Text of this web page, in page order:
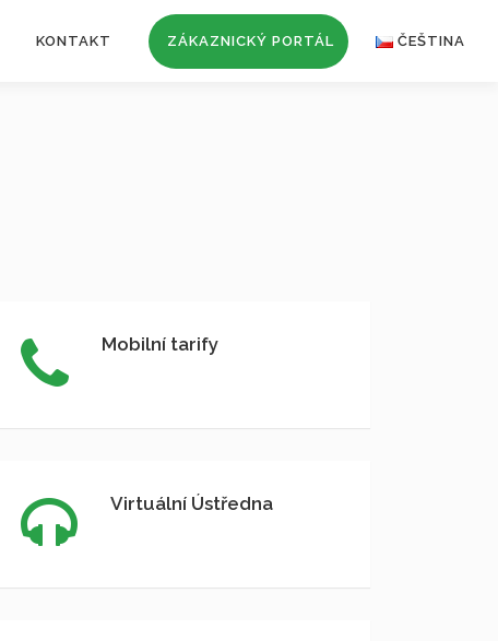
KONTAKT ZÁKAZNICKÝ PORTÁL ČEŠTINA
Mobilní tarify
Virtuální Ústředna